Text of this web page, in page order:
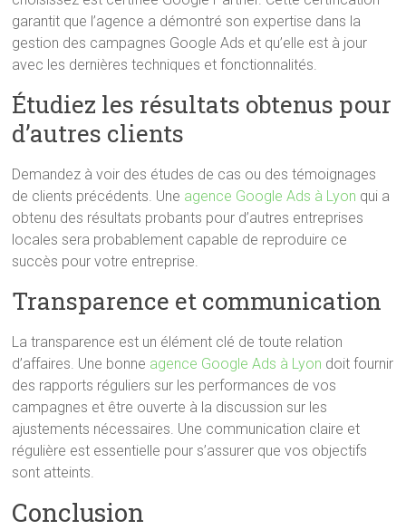
garantit que l’agence a démontré son expertise dans la
gestion des campagnes Google Ads et qu’elle est à jour
avec les dernières techniques et fonctionnalités.
Étudiez les résultats obtenus pour
d’autres clients
Demandez à voir des études de cas ou des témoignages
de clients précédents. Une agence Google Ads à Lyon qui a
obtenu des résultats probants pour d’autres entreprises
locales sera probablement capable de reproduire ce
succès pour votre entreprise.
Transparence et communication
La transparence est un élément clé de toute relation
d’affaires. Une bonne agence Google Ads à Lyon doit fournir
des rapports réguliers sur les performances de vos
campagnes et être ouverte à la discussion sur les
ajustements nécessaires. Une communication claire et
régulière est essentielle pour s’assurer que vos objectifs
sont atteints.
Conclusion